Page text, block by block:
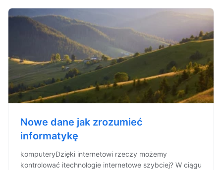
Nowe dane jak zrozumieć
informatykę
komputeryDzięki internetowi rzeczy możemy
kontrolować itechnologie internetowe szybciej? W ciągu